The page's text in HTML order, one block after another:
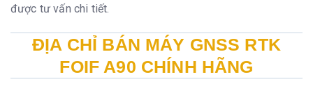
được tư vấn chi tiết.
ĐỊA CHỈ BÁN MÁY GNSS RTK
FOIF A90 CHÍNH HÃNG